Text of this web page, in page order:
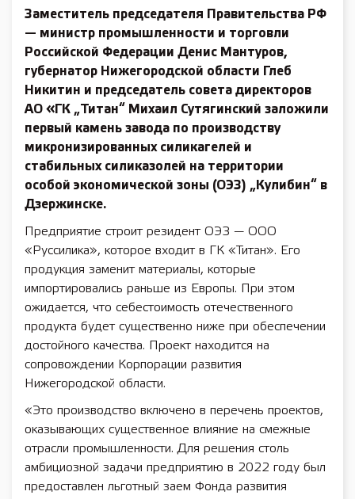
Заместитель председателя Правительства РФ
— министр промышленности и торговли
Российской Федерации Денис Мантуров,
губернатор Нижегородской области Глеб
Никитин и председатель совета директоров
АО «ГК „Титан“ Михаил Сутягинский заложили
первый камень завода по производству
микронизированных силикагелей и
стабильных силиказолей на территории
особой экономической зоны (ОЭЗ) „Кулибин“ в
Дзержинске.
Предприятие строит резидент ОЭЗ — ООО
«Руссилика», которое входит в ГК «Титан». Его
продукция заменит материалы, которые
импортировались раньше из Европы. При этом
ожидается, что себестоимость отечественного
продукта будет существенно ниже при обеспечении
достойного качества. Проект находится на
сопровождении Корпорации развития
Нижегородской области.
«Это производство включено в перечень проектов,
оказывающих существенное влияние на смежные
отрасли промышленности. Для решения столь
амбициозной задачи предприятию в 2022 году был
предоставлен льготный заем Фонда развития